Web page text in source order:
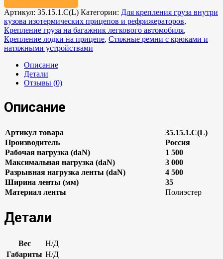
Артикул: 35.15.1.C(L) Категории: Для крепления груза внутри
кузова изотермических прицепов и рефрижераторов,
Крепление груза на багажник легкового автомобиля,
Крепление лодки на прицепе, Стяжные ремни с крюками и
натяжными устройствами
Описание
Детали
Отзывы (0)
Описание
Артикул товара
35.15.1.C(L)
Производитель
Россия
Рабочая нагрузка (daN)
1 500
Максимальная нагрузка (daN)
3 000
Разрывная нагрузка ленты (daN)
4 500
Ширина ленты (мм)
35
Материал ленты
Полиэстер
Детали
Вес
Н/Д
Габариты Н/Д